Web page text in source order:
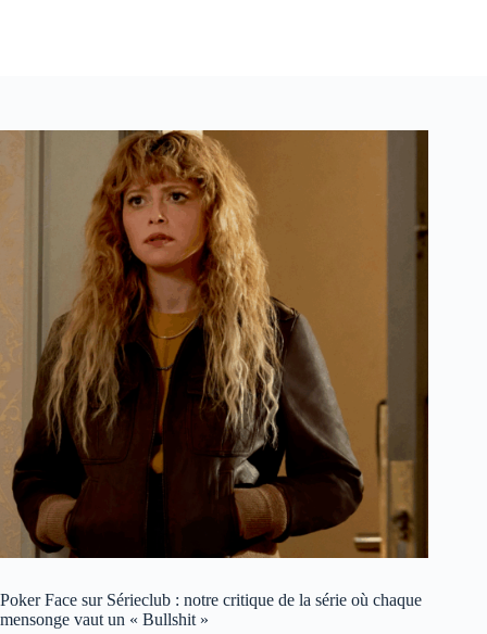
Poker Face sur Sérieclub : notre critique de la série où chaque
mensonge vaut un « Bullshit »